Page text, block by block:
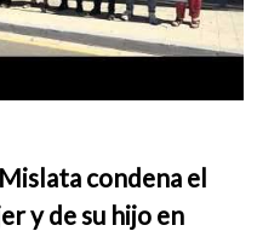
condena el
y de su hijo en